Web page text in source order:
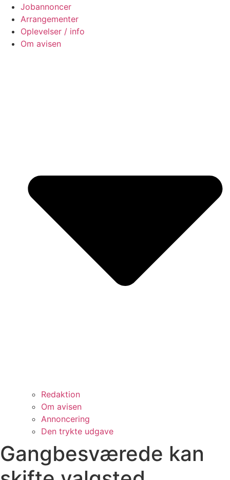
Jobannoncer
Arrangementer
Oplevelser / info
Om avisen
Redaktion
Om avisen
Annoncering
Den trykte udgave
Gangbesværede kan